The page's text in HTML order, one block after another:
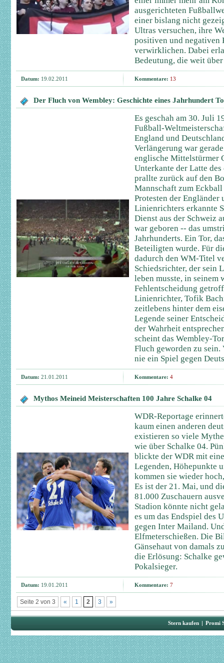
ausgerichteten
einer bislang nicht
Ultras versuchen, ihre
positiven und negativen
verwirklichen. Dabei
Bedeutung, die weit
Datum: 19.02.2011 Kommentare: 13
Der Fluch von Wembley: Geschichte eines Jahrhundert
Es geschah am 30. Juli
Fußball-
England und
Verlängerung war
englische Mittelstürmer
Unterkante der Latte des
prallte zurück auf den
Mannschaft zum
Protesten der Engländer
Linienrichters erkannte
Dienst aus der Schweiz
war geboren -- das
Jahrhunderts. Ein Tor,
Beteiligten wurde. Für
dadurch den WM-Titel
Schiedsrichter, der sein
leben musste, in seinem
Fehlentscheidung
Linienrichter, Tofik
zeitlebens hinter dem
Legende seiner
der Wahrheit
scheint das Wembley-
Fluch geworden zu sein.
nie ein Spiel gegen
Datum: 21.01.2011 Kommentare: 4
Mythos Meineid Meisterschaften 100 Jahre Schalke 04
WDR-Reportage
kaum einen anderen
existieren so viele
wie über Schalke 04.
blickte der WDR mit
Legenden, Höhepunkte
kommen sie wieder
Es ist der 21. Mai, und
81.000 Zuschauern
Stadion könnte nicht
es um das Endspiel des
gegen Inter Mailand.
Elfmeterschießen. Die
Gänsehaut von damals
die Erlösung: Schalke
Pokalsieger.
Datum: 19.01.2011 Kommentare: 7
Seite 2 von 3 « 1 2 3 »
Stern kaufen | Promi